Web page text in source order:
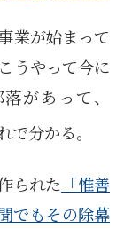
業が始まって
うやって今に
があって、
で分かる。
られた 「惟善
でもその除幕